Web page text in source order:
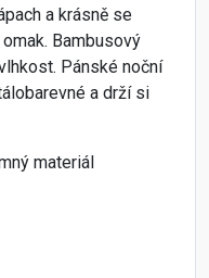
a krásně se
Bambusový
Pánské noční
a drží si
materiál